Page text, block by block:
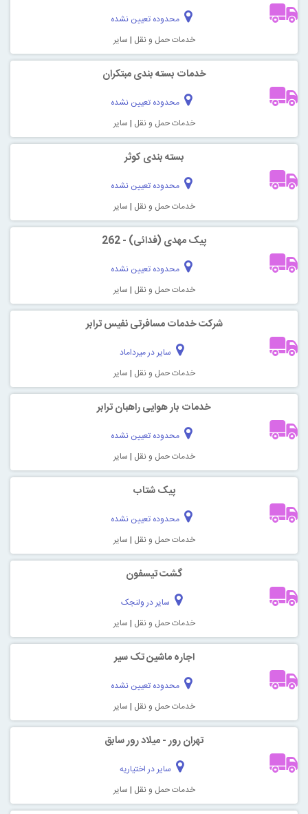
محدوده تعیین نشده
خدمات حمل و نقل | سایر
خدمات بسته بندی مبتکران
محدوده تعیین نشده
خدمات حمل و نقل | سایر
بسته بندی کوثر
محدوده تعیین نشده
خدمات حمل و نقل | سایر
پیک مهدی (فدائی) - 262
محدوده تعیین نشده
خدمات حمل و نقل | سایر
شرکت خدمات مسافرتی نفیس ترابر
سایر در میرداماد
خدمات حمل و نقل | سایر
خدمات بار هوایی راهبان ترابر
محدوده تعیین نشده
خدمات حمل و نقل | سایر
پیک شتاب
محدوده تعیین نشده
خدمات حمل و نقل | سایر
گشت تیسفون
سایر در ولنجک
خدمات حمل و نقل | سایر
اجاره ماشین تک سیر
محدوده تعیین نشده
خدمات حمل و نقل | سایر
تهران رور - میلاد رور سابق
سایر در اختیاریه
خدمات حمل و نقل | سایر